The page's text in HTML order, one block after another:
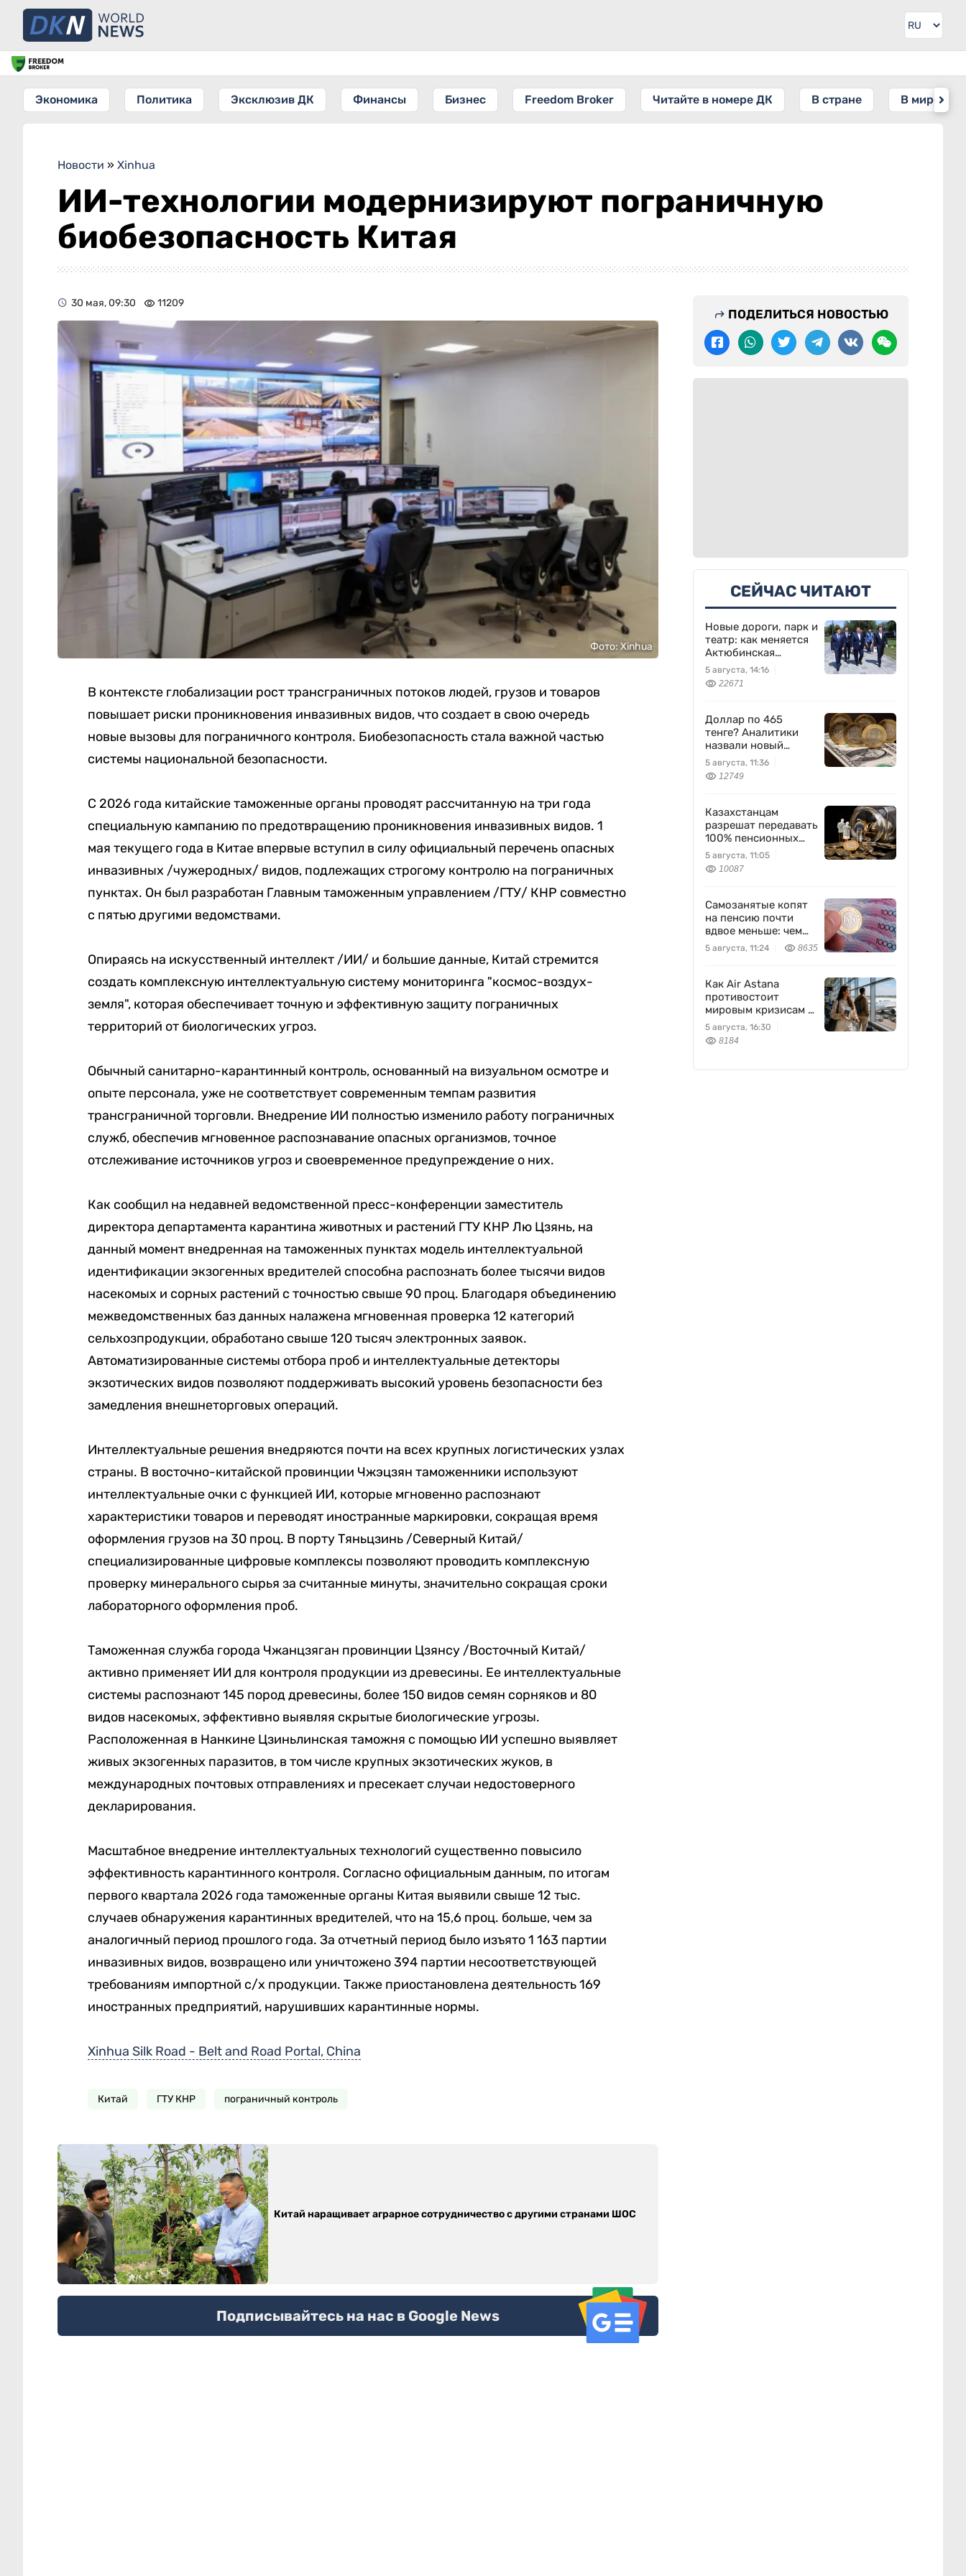
Экономика Политика Эксклюзив ДК Финансы Бизнес Freedom Broker Читайте в номере ДК В стране В мире
Новости » Xinhua
ИИ-технологии модернизируют пограничную
биобезопасность Китая
30 мая, 09:30 11209
Фото: Xinhua
В контексте глобализации рост трансграничных потоков людей, грузов и товаров
повышает риски проникновения инвазивных видов, что создает в свою очередь
новые вызовы для пограничного контроля. Биобезопасность стала важной частью
системы национальной безопасности.
С 2026 года китайские таможенные органы проводят рассчитанную на три года
специальную кампанию по предотвращению проникновения инвазивных видов. 1
мая текущего года в Китае впервые вступил в силу официальный перечень опасных
инвазивных /чужеродных/ видов, подлежащих строгому контролю на пограничных
пунктах. Он был разработан Главным таможенным управлением /ГТУ/ КНР совместно
с пятью другими ведомствами.
Опираясь на искусственный интеллект /ИИ/ и большие данные, Китай стремится
создать комплексную интеллектуальную систему мониторинга "космос-воздух-
земля", которая обеспечивает точную и эффективную защиту пограничных
территорий от биологических угроз.
Обычный санитарно-карантинный контроль, основанный на визуальном осмотре и
опыте персонала, уже не соответствует современным темпам развития
трансграничной торговли. Внедрение ИИ полностью изменило работу пограничных
служб, обеспечив мгновенное распознавание опасных организмов, точное
отслеживание источников угроз и своевременное предупреждение о них.
Как сообщил на недавней ведомственной пресс-конференции заместитель
директора департамента карантина животных и растений ГТУ КНР Лю Цзянь, на
данный момент внедренная на таможенных пунктах модель интеллектуальной
идентификации экзогенных вредителей способна распознать более тысячи видов
насекомых и сорных растений с точностью свыше 90 проц. Благодаря объединению
межведомственных баз данных налажена мгновенная проверка 12 категорий
сельхозпродукции, обработано свыше 120 тысяч электронных заявок.
Автоматизированные системы отбора проб и интеллектуальные детекторы
экзотических видов позволяют поддерживать высокий уровень безопасности без
замедления внешнеторговых операций.
Интеллектуальные решения внедряются почти на всех крупных логистических узлах
страны. В восточно-китайской провинции Чжэцзян таможенники используют
интеллектуальные очки с функцией ИИ, которые мгновенно распознают
характеристики товаров и переводят иностранные маркировки, сокращая время
оформления грузов на 30 проц. В порту Тяньцзинь /Северный Китай/
специализированные цифровые комплексы позволяют проводить комплексную
проверку минерального сырья за считанные минуты, значительно сокращая сроки
лабораторного оформления проб.
Таможенная служба города Чжанцзяган провинции Цзянсу /Восточный Китай/
активно применяет ИИ для контроля продукции из древесины. Ее интеллектуальные
системы распознают 145 пород древесины, более 150 видов семян сорняков и 80
видов насекомых, эффективно выявляя скрытые биологические угрозы.
Расположенная в Нанкине Цзиньлинская таможня с помощью ИИ успешно выявляет
живых экзогенных паразитов, в том числе крупных экзотических жуков, в
международных почтовых отправлениях и пресекает случаи недостоверного
декларирования.
Масштабное внедрение интеллектуальных технологий существенно повысило
эффективность карантинного контроля. Согласно официальным данным, по итогам
первого квартала 2026 года таможенные органы Китая выявили свыше 12 тыс.
случаев обнаружения карантинных вредителей, что на 15,6 проц. больше, чем за
аналогичный период прошлого года. За отчетный период было изъято 1 163 партии
инвазивных видов, возвращено или уничтожено 394 партии несоответствующей
требованиям импортной с/х продукции. Также приостановлена деятельность 169
иностранных предприятий, нарушивших карантинные нормы.
Xinhua Silk Road - Belt and Road Portal, China
Китай ГТУ КНР пограничный контроль
Китай наращивает аграрное сотрудничество с другими странами ШОС
Подписывайтесь на нас в Google News
ПОДЕЛИТЬСЯ НОВОСТЬЮ
СЕЙЧАС ЧИТАЮТ
Новые дороги, парк и
театр: как меняется
Актюбинская
область
5 августа, 14:16
22671
Доллар по 465
тенге? Аналитики
назвали новый
диапазон
5 августа, 11:36
12749
Казахстанцам
разрешат передавать
100% пенсионных
накоплений
5 августа, 11:05
10087
Самозанятые копят
на пенсию почти
вдвое меньше: чем
это грозит
5 августа, 11:24 8635
Как Air Astana
противостоит
мировым кризисам в
авиации
5 августа, 16:30
8184